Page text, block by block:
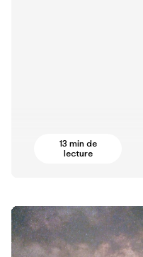
13 min de
lecture